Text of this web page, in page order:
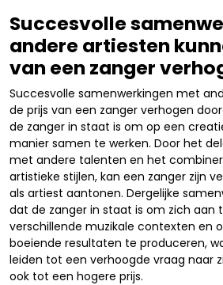
Succesvolle
andere artiesten
van een zanger
Succesvolle samenwerkingen met
de prijs van een zanger verhogen
de zanger in staat is om op een
manier samen te werken. Door het
met andere talenten en het
artistieke stijlen, kan een zanger zijn
als artiest aantonen. Dergelijke
dat de zanger in staat is om zich aan
verschillende muzikale contexten en
boeiende resultaten te produceren,
leiden tot een verhoogde vraag naar
ook tot een hogere prijs.